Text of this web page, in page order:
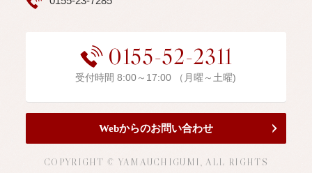
0155-52-2311
受付時間 8:00～17:00 （月曜～土曜)
Webからのお問い合わせ
COPYRIGHT © YAMAUCHIGUMI, ALL RIGHTS